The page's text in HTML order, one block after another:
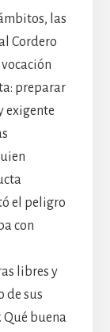
las
Cordero
preparar
exigente
el peligro
con
libres y
de sus
Qué buena